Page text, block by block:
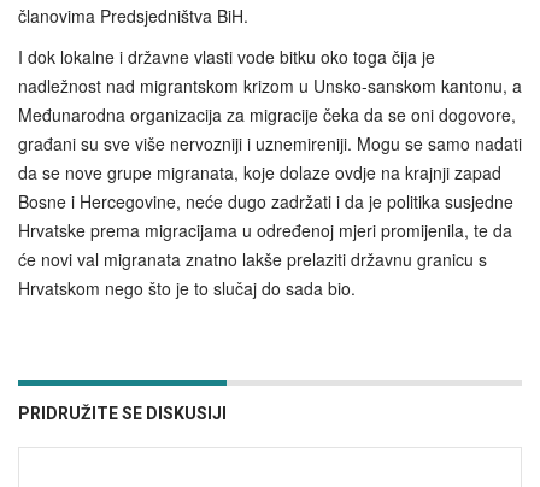
članovima Predsjedništva BiH.
I dok lokalne i državne vlasti vode bitku oko toga čija je
nadležnost nad migrantskom krizom u Unsko-sanskom kantonu, a
Međunarodna organizacija za migracije čeka da se oni dogovore,
građani su sve više nervozniji i uznemireniji. Mogu se samo nadati
da se nove grupe migranata, koje dolaze ovdje na krajnji zapad
Bosne i Hercegovine, neće dugo zadržati i da je politika susjedne
Hrvatske prema migracijama u određenoj mjeri promijenila, te da
će novi val migranata znatno lakše prelaziti državnu granicu s
Hrvatskom nego što je to slučaj do sada bio.
PRIDRUŽITE SE DISKUSIJI